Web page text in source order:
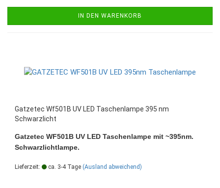
IN DEN WARENKORB
Gatzetec Wf501B UV LED Taschenlampe 395 nm
Schwarzlicht
Gatzetec WF501B UV LED Taschenlampe mit ~395nm.
Schwarzlichtlampe.
Lieferzeit: ca. 3-4 Tage (Ausland abweichend)